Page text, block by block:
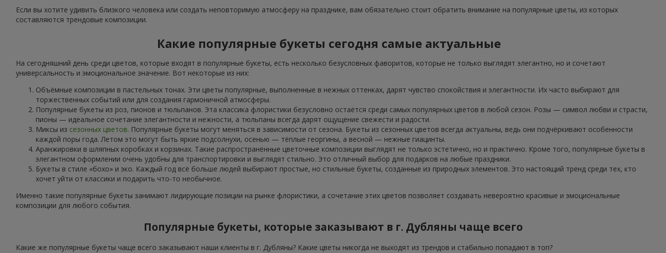
Если вы хотите удивить близкого человека или создать неповторимую атмосферу на празднике, вам обязательно стоит обратить внимание на популярные цветы, из которых
составляются трендовые композиции.
Какие популярные букеты сегодня самые актуальные
На сегодняшний день среди цветов, которые входят в популярные букеты, есть несколько безусловных фаворитов, которые не только выглядят элегантно, но и сочетают
универсальность и эмоциональное значение. Вот некоторые из них:
Объёмные композиции в пастельных тонах. Эти цветы популярные, выполненные в нежных оттенках, дарят чувство спокойствия и элегантности. Их часто выбирают для
торжественных событий или для создания гармоничной атмосферы.
Популярные букеты из роз, пионов и тюльпанов. Эта классика флористики безусловно остаётся среди самых популярных цветов в любой сезон. Розы — символ любви и страсти,
пионы — идеальное сочетание элегантности и нежности, а тюльпаны всегда дарят ощущение свежести и радости.
Миксы из сезонных цветов. Популярные букеты могут меняться в зависимости от сезона. Букеты из сезонных цветов всегда актуальны, ведь они подчёркивают особенности
каждой поры года. Летом это могут быть яркие подсолнухи, осенью — тёплые георгины, а весной — нежные гиацинты.
Аранжировки в шляпных коробках и корзинах. Такие распространённые цветочные композиции выглядят не только эстетично, но и практично. Кроме того, популярные букеты в
элегантном оформлении очень удобны для транспортировки и выглядят стильно. Это отличный выбор для подарков на любые праздники.
Букеты в стиле «бохо» и эко. Каждый год всё больше людей выбирают простые, но стильные букеты, созданные из природных элементов. Это настоящий тренд среди тех, кто
хочет уйти от классики и подарить что-то необычное.
Именно такие популярные букеты занимают лидирующие позиции на рынке флористики, а сочетание этих цветов позволяет создавать невероятно красивые и эмоциональные
композиции для любого события.
Популярные букеты, которые заказывают в г. Дубляны чаще всего
Какие же популярные букеты чаще всего заказывают наши клиенты в г. Дубляны? Какие цветы никогда не выходят из трендов и стабильно попадают в топ?